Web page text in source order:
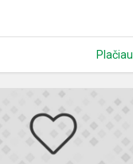
Plačiau